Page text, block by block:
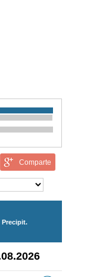
Comparte
Precipit.